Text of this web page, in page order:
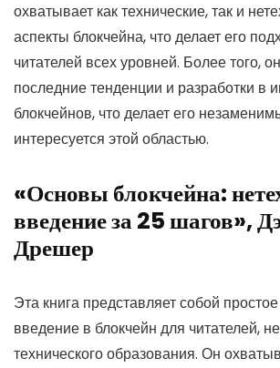
охватывает как технические, так и
аспекты блокчейна, что делает его
читателей всех уровней. Более того,
последние тенденции и разработки в
блокчейнов, что делает его
интересуется этой областью.
«Основы блокчейна:
введение за 25 шагов»,
Дрешер
Эта книга представляет собой
введение в блокчейн для читателей,
технического образования. Он